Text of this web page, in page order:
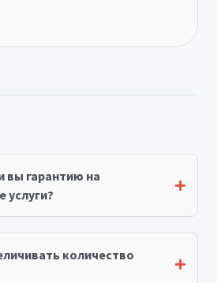
вы гарантию на
услуги?
количество